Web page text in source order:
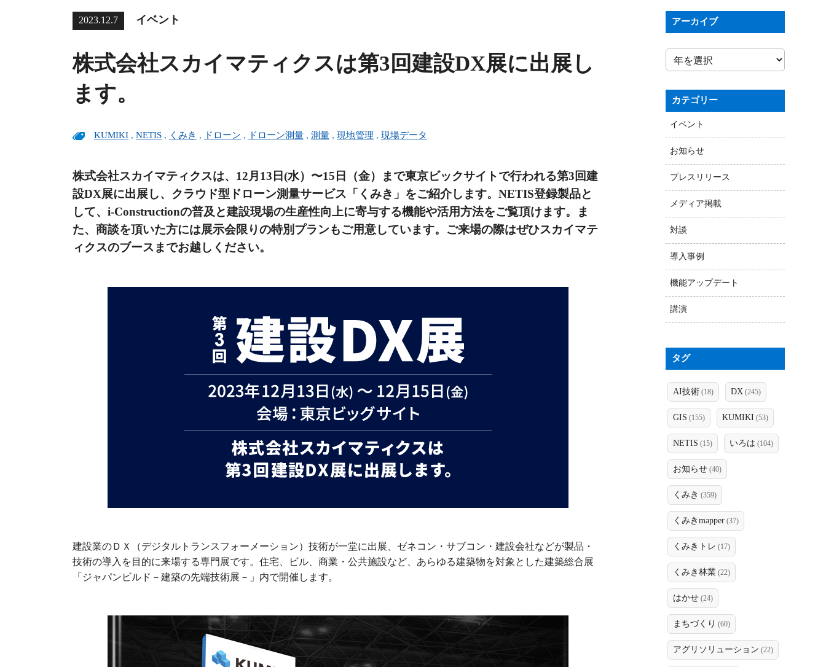
2023.12.7 イベント
株式会社スカイマティクスは第3回建設DX展に出展し
ます。
KUMIKI , NETIS , くみき , ドローン , ドローン測量 , 測量 , 現地管理 , 現場データ
株式会社スカイマティクスは、12月13日(水）〜15日（金）まで東京ビックサイトで行われる第3回建
設DX展に出展し、クラウド型ドローン測量サービス「くみき」をご紹介します。NETIS登録製品と
して、i-Constructionの普及と建設現場の生産性向上に寄与する機能や活用方法をご覧頂けます。ま
た、商談を頂いた方には展示会限りの特別プランもご用意しています。ご来場の際はぜひスカイマテ
ィクスのブースまでお越しください。
建設業のＤＸ（デジタルトランスフォーメーション）技術が一堂に出展、ゼネコン・サブコン・建設会社などが製品・
技術の導入を目的に来場する専門展です。住宅、ビル、商業・公共施設など、あらゆる建築物を対象とした建築総合展
「ジャパンビルド－建築の先端技術展－」内で開催します。
アーカイブ
カテゴリー
イベント
お知らせ
プレスリリース
メディア掲載
対談
導入事例
機能アップデート
講演
タグ
AI技術 (18) DX (245)
GIS (155) KUMIKI (53)
NETIS (15) いろは (104)
お知らせ (40)
くみき (359)
くみきmapper (37)
くみきトレ (17)
くみき林業 (22)
はかせ (24)
まちづくり (60)
アグリソリューション (22)